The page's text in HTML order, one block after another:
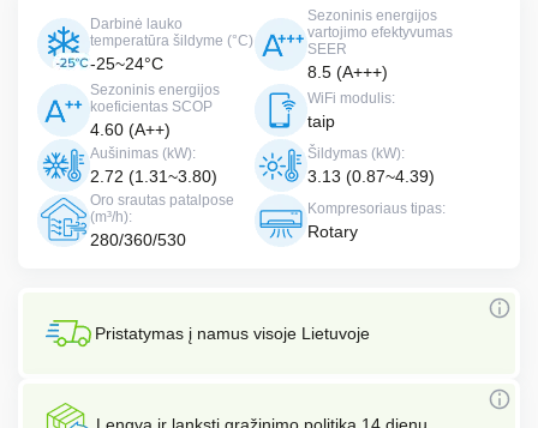
Darbinė lauko
temperatūra šildyme (°C)
-25~24°C
Sezoninis energijos
vartojimo efektyvumas
SEER
8.5 (A+++)
Sezoninis energijos
koeficientas SCOP
4.60 (A++)
WiFi modulis:
taip
Aušinimas (kW):
2.72 (1.31~3.80)
Šildymas (kW):
3.13 (0.87~4.39)
Oro srautas patalpose
(m³/h):
280/360/530
Kompresoriaus tipas:
Rotary
Pristatymas į namus visoje Lietuvoje